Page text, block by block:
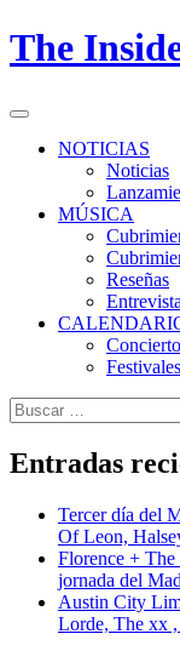
Skip
to
The
Primary
NOTICIAS
Noticias
MÚSICA
Reseñas
Festivales
Buscar:
Entradas
Tercer día del
Of Leon,
Florence +
jornada del
Austin City
Lorde, The xx